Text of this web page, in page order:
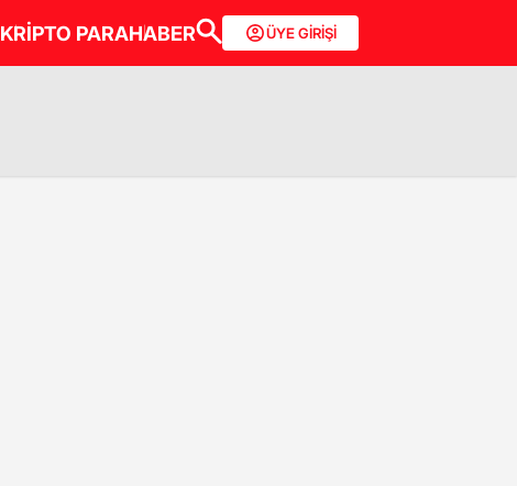
KRİPTO PARAHABER ÜYE GİRİŞİ